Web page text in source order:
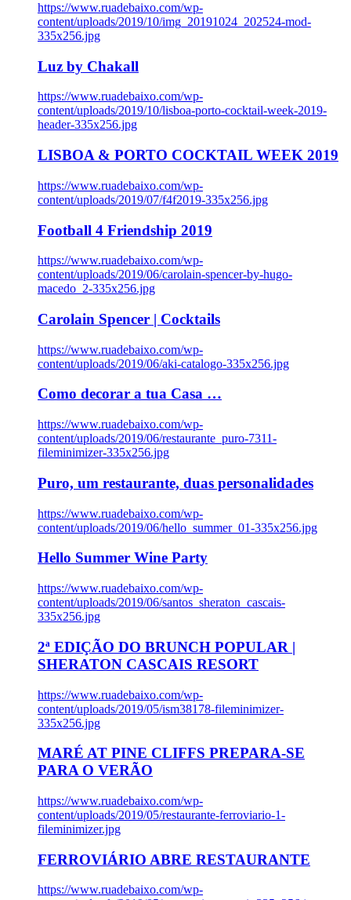
https://www.ruadebaixo.com/wp-
content/uploads/2019/10/img_20191024_202524-mod-
335x256.jpg
Luz by Chakall
https://www.ruadebaixo.com/wp-
content/uploads/2019/10/lisboa-porto-cocktail-week-2019-
header-335x256.jpg
LISBOA & PORTO COCKTAIL WEEK 2019
https://www.ruadebaixo.com/wp-
content/uploads/2019/07/f4f2019-335x256.jpg
Football 4 Friendship 2019
https://www.ruadebaixo.com/wp-
content/uploads/2019/06/carolain-spencer-by-hugo-
macedo_2-335x256.jpg
Carolain Spencer | Cocktails
https://www.ruadebaixo.com/wp-
content/uploads/2019/06/aki-catalogo-335x256.jpg
Como decorar a tua Casa …
https://www.ruadebaixo.com/wp-
content/uploads/2019/06/restaurante_puro-7311-
fileminimizer-335x256.jpg
Puro, um restaurante, duas personalidades
https://www.ruadebaixo.com/wp-
content/uploads/2019/06/hello_summer_01-335x256.jpg
Hello Summer Wine Party
https://www.ruadebaixo.com/wp-
content/uploads/2019/06/santos_sheraton_cascais-
335x256.jpg
2ª EDIÇÃO DO BRUNCH POPULAR |
SHERATON CASCAIS RESORT
https://www.ruadebaixo.com/wp-
content/uploads/2019/05/ism38178-fileminimizer-
335x256.jpg
MARÉ AT PINE CLIFFS PREPARA-SE
PARA O VERÃO
https://www.ruadebaixo.com/wp-
content/uploads/2019/05/restaurante-ferroviario-1-
fileminimizer.jpg
FERROVIÁRIO ABRE RESTAURANTE
https://www.ruadebaixo.com/wp-